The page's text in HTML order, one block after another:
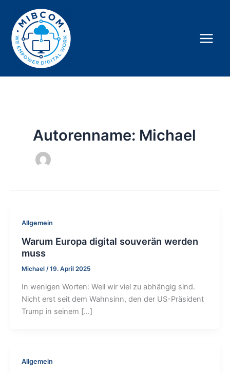
Inhalt
springen
Autorenname: Michael
Allgemein
Warum Europa digital souverän werden
muss
Michael /19. April 2025
In wenigen Worten: Weil wir viel zu abhängig sind.
Nicht erst seit dem Wahnsinn, den der US-Präsident
Trump in seinem […]
Allgemein